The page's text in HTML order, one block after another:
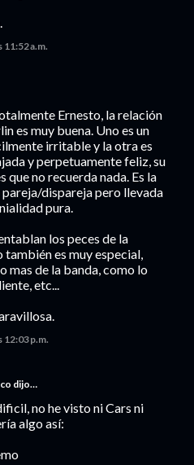
11:52 a.m.
Ernesto, la relación
es muy buena. Uno es un
irritable y la otra es
y perpetuamente feliz, su
que no recuerda nada. Es la
dispareja pero llevada
pura.
los peces de la
también es muy especial,
mas de la banda, como lo
etc...
12:03 p.m.
dijo…
no he visto ni Cars ni
algo así: